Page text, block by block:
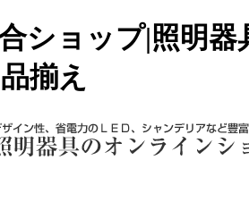
ショップ|照明
揃え